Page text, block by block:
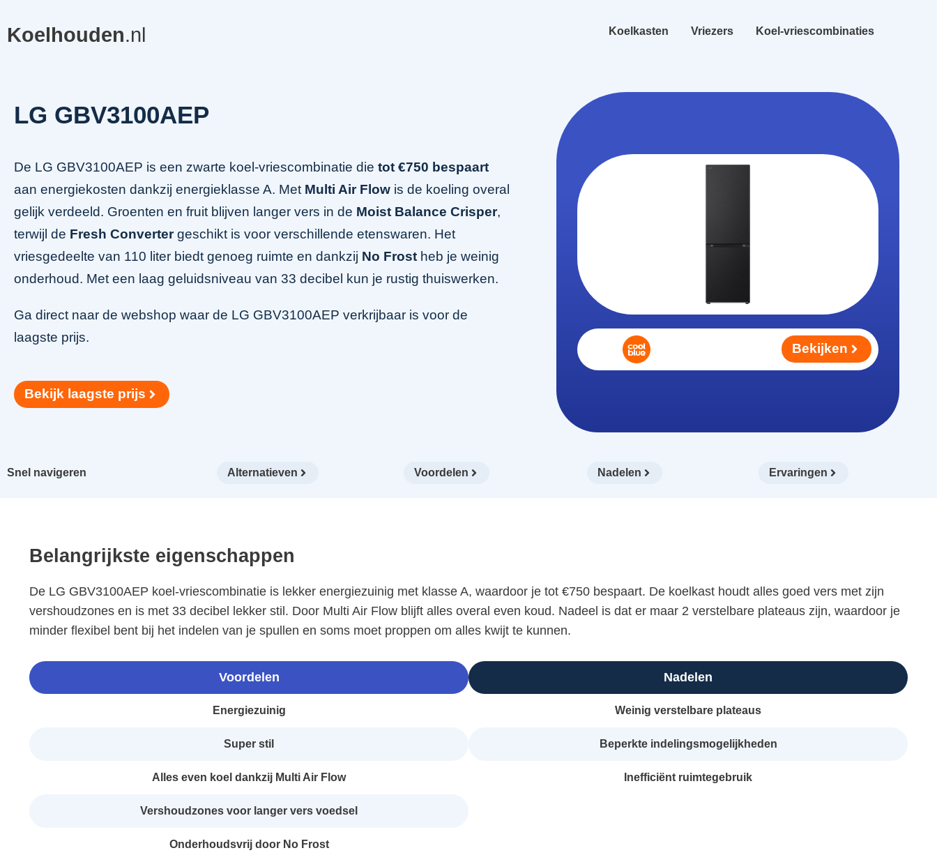
Koelhouden.nl Koelkasten Vriezers Koel-vriescombinaties
LG GBV3100AEP
De LG GBV3100AEP is een zwarte koel-vriescombinatie die tot €750 bespaart
aan energiekosten dankzij energieklasse A. Met Multi Air Flow is de koeling overal
gelijk verdeeld. Groenten en fruit blijven langer vers in de Moist Balance Crisper,
terwijl de Fresh Convertergeschikt is voor verschillende etenswaren. Het
vriesgedeelte van 110 liter biedt genoeg ruimte en dankzij No Frost heb je weinig
onderhoud. Met een laag geluidsniveau van 33 decibel kun je rustig thuiswerken.
Ga direct naar de webshop waar de LG GBV3100AEP verkrijbaar is voor de
laagste prijs.
Bekijk laagste prijs
Bekijken
Snel navigeren Alternatieven Voordelen Nadelen Ervaringen
Belangrijkste eigenschappen
De LG GBV3100AEP koel-vriescombinatie is lekker energiezuinig met klasse A, waardoor je tot €750 bespaart. De koelkast houdt alles goed vers met zijn
vershoudzones en is met 33 decibel lekker stil. Door Multi Air Flow blijft alles overal even koud. Nadeel is dat er maar 2 verstelbare plateaus zijn, waardoor je
minder flexibel bent bij het indelen van je spullen en soms moet proppen om alles kwijt te kunnen.
Voordelen
Energiezuinig
Super stil
Alles even koel dankzij Multi Air Flow
Vershoudzones voor langer vers voedsel
Onderhoudsvrij door No Frost
Nadelen
Weinig verstelbare plateaus
Beperkte indelingsmogelijkheden
Inefficiënt ruimtegebruik